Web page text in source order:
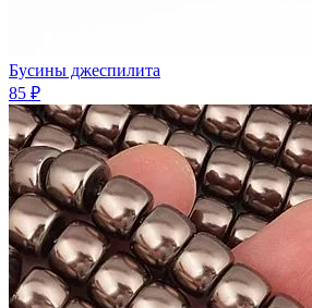
Бусины джеспилита
85 ₽